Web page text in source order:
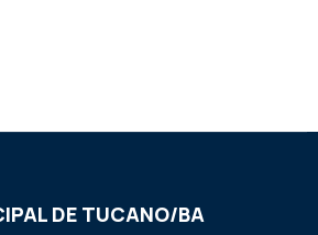
DE TUCANO/BA